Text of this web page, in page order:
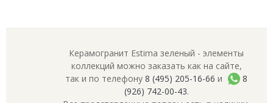
Керамогранит Estima зеленый - элементы
коллекций можно заказать как на сайте,
так и по телефону 8 (495) 205-16-66 и
8
(926) 742-00-43.